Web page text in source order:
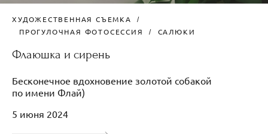
ХУДОЖЕСТВЕННАЯ СЪЕМКА
ПРОГУЛОЧНАЯ ФОТОСЕССИЯ
САЛЮКИ
Флаюшка и сирень
Бесконечное вдохновение золотой собакой
по имени Флай)
5 июня 2024